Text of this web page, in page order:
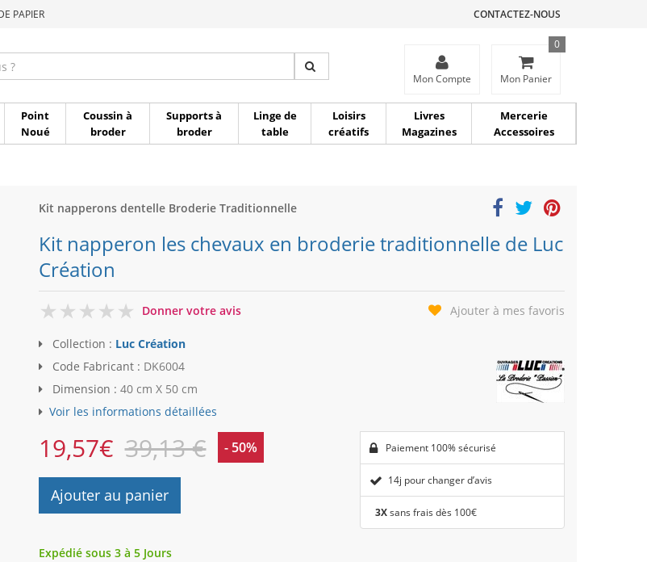
PAPIER CONTACTEZ-NOUS
Mon Compte Mon Panier
0
Point
Noué
Coussin à
broder
Supports à
broder
Linge de
table
Loisirs
créatifs
Livres
Magazines
Mercerie
Accessoires
Kit napperons dentelle Broderie Traditionnelle
Kit napperon les chevaux en broderie traditionnelle de Luc
Création
0
Donner votre avis Ajouter à mes favoris
Collection : Luc Création
Code Fabricant : DK6004
Dimension : 40 cm X 50 cm
Voir les informations détaillées
19,57€ 39,13 € - 50%
Ajouter au panier
Paiement 100% sécurisé
14j pour changer d’avis
3Xsans frais dès 100€
Expédié sous 3 à 5 Jours